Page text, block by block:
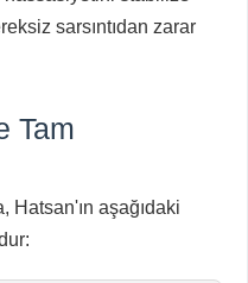
sarsıntıdan zarar
Tam
Hatsan'ın aşağıdaki